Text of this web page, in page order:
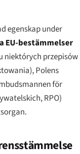
egenskap under
EU-bestämmelser
niektórych przepisów
), Polens
för
RPO)